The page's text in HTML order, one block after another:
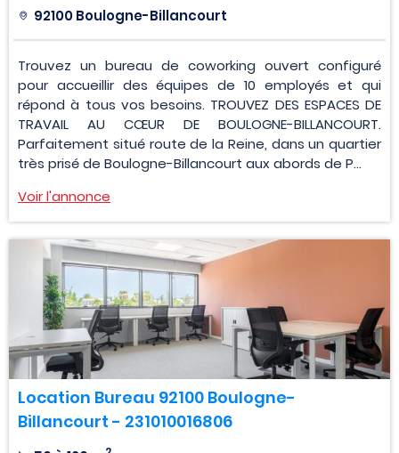
92100 Boulogne-Billancourt
Trouvez un bureau de coworking ouvert configuré
pour accueillir des équipes de 10 employés et qui
répond à tous vos besoins. TROUVEZ DES ESPACES DE
TRAVAIL AU CŒUR DE BOULOGNE-BILLANCOURT.
Parfaitement situé route de la Reine, dans un quartier
très prisé de Boulogne-Billancourt aux abords de P...
Voir l'annonce
Location Bureau 92100 Boulogne-
Billancourt - 231010016806